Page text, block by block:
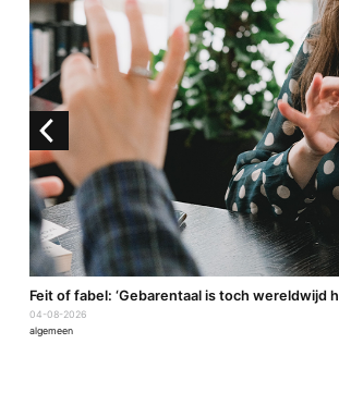
Feit of fabel: ‘Gebarentaal is toch wereldwijd
04-08-2026
algemeen